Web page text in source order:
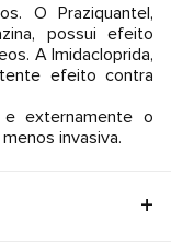
O Praziquantel,
possui efeito
A Imidacloprida,
efeito contra
externamente o
invasiva.